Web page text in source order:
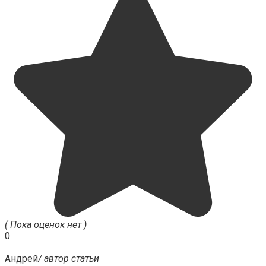
( Пока оценок нет )
0
Андрей/ автор статьи